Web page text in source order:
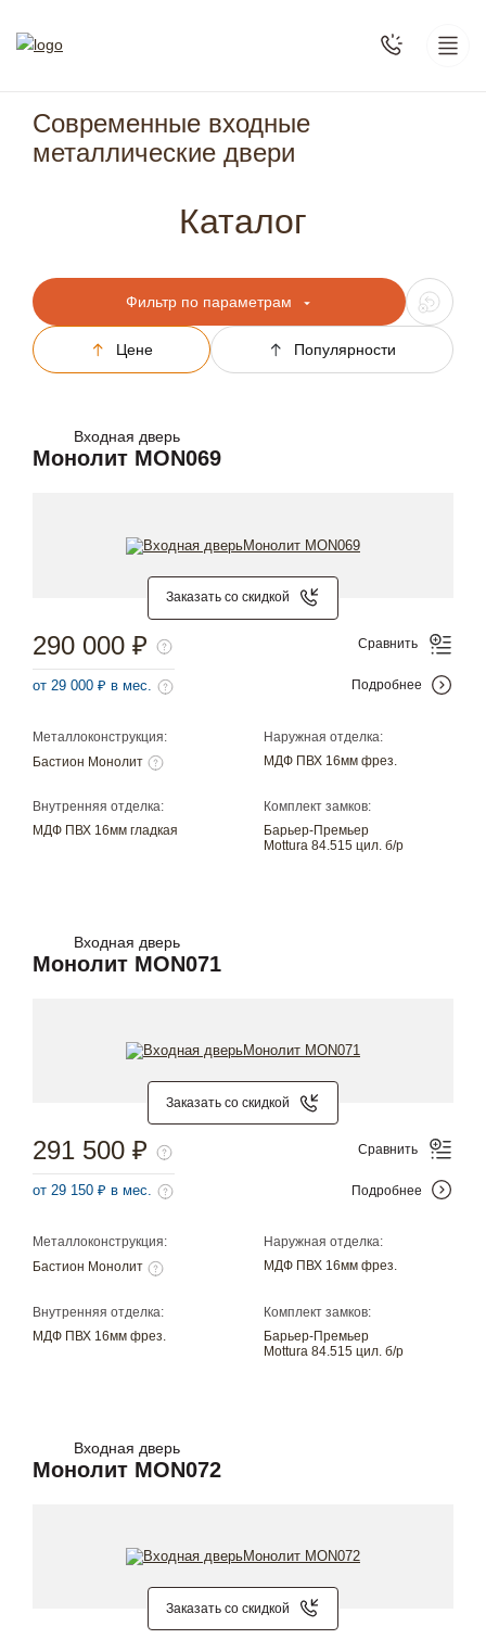
Современные входные
металлические двери
Каталог
Фильтр по параметрам
Цене Популярности
Входная дверь
Монолит MON069
Заказать со скидкой
Металлоконструкция:
Бастион Монолит
Наружная отделка:
МДФ ПВХ 16мм фрез.
Внутренняя отделка:
МДФ ПВХ 16мм гладкая
Комплект замков:
Барьер-Премьер
Mottura 84.515 цил. б/р
290 000 ₽
от 29 000 ₽ в мес.
Сравнить
Подробнее
Входная дверь
Монолит MON071
Заказать со скидкой
Металлоконструкция:
Бастион Монолит
Наружная отделка:
МДФ ПВХ 16мм фрез.
Внутренняя отделка:
МДФ ПВХ 16мм фрез.
Комплект замков:
Барьер-Премьер
Mottura 84.515 цил. б/р
291 500 ₽
от 29 150 ₽ в мес.
Сравнить
Подробнее
Входная дверь
Монолит MON072
Заказать со скидкой